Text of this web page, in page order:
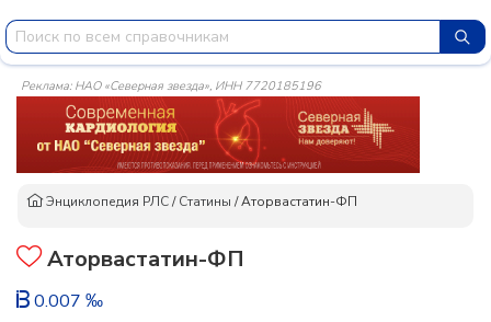
Реклама: НАО «Северная звезда», ИНН 7720185196
Энциклопедия РЛС/Статины /Аторвастатин-ФП
Аторвастатин-ФП
0.007 ‰